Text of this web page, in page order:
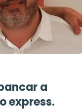
a
express.